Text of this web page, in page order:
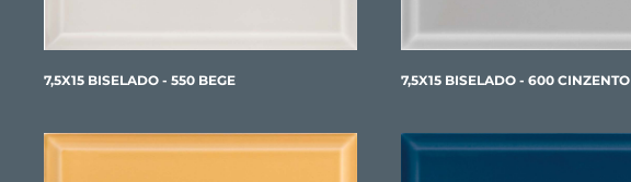
7,5X15 BISELADO - 550 BEGE 7,5X15 BISELADO - 600 CINZENTO